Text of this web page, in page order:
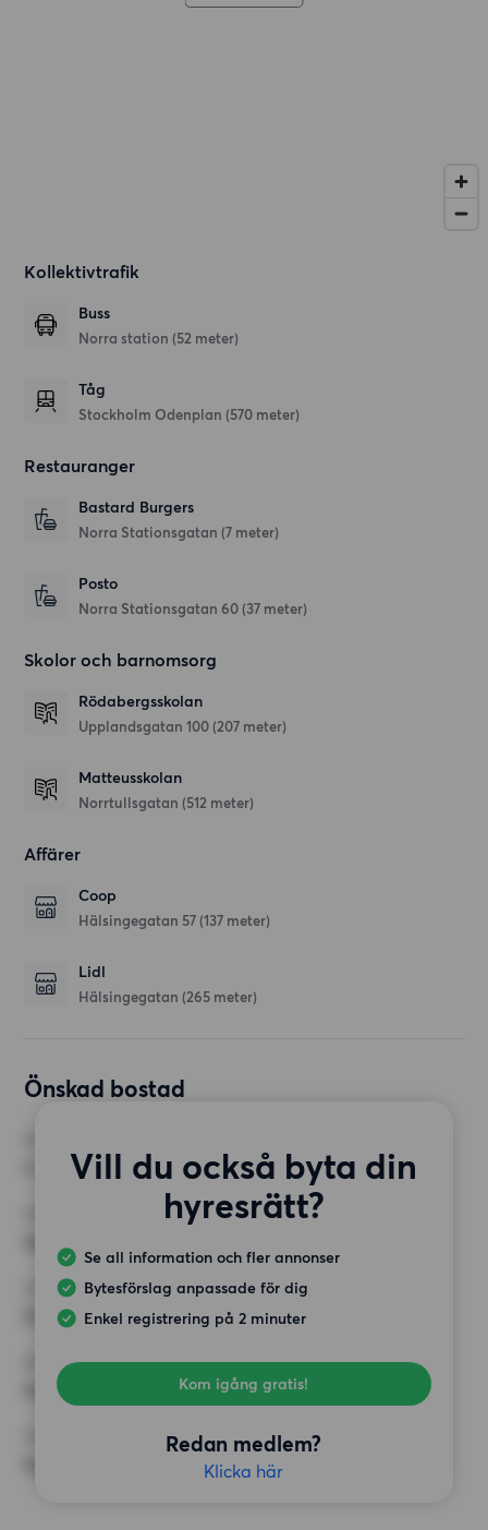
Kollektivtrafik
Buss
Norra station (52 meter)
Tåg
Stockholm Odenplan (570 meter)
Restauranger
Bastard Burgers
Norra Stationsgatan (7 meter)
Posto
Norra Stationsgatan 60 (37 meter)
Skolor och barnomsorg
Rödabergsskolan
Upplandsgatan 100 (207 meter)
Matteusskolan
Norrtullsgatan (512 meter)
Affärer
Coop
Hälsingegatan 57 (137 meter)
Lidl
Hälsingegatan (265 meter)
Önskad bostad
Vill du också byta din
hyresrätt?
Se all information och fler annonser
Bytesförslag anpassade för dig
Enkel registrering på 2 minuter
Kom igång gratis!
Redan medlem?
Klicka här
MINST ANTAL KVADRATMETER
HÖGSTA HYRA
23 000 kr
Inga speciella krav
ÖVRIGA PREFERENSER
Inga speciella preferenser